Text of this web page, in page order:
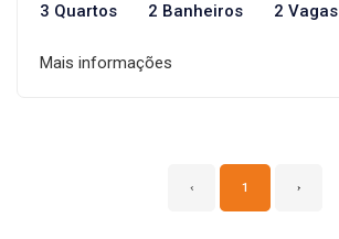
3 Quartos 2 Banheiros 2 Vagas
Mais informações
‹ 1 ›